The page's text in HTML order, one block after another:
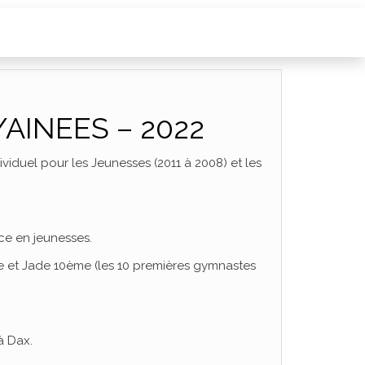
– 2022
pour les Jeunesses (2011 à 2008) et les
en jeunesses.
Jade 10ème (les 10 premières gymnastes
Dax.